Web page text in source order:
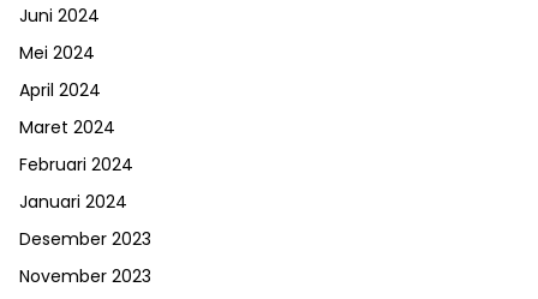
Juni 2024
Mei 2024
April 2024
Maret 2024
Februari 2024
Januari 2024
Desember 2023
November 2023